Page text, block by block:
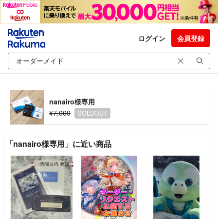
ログイン 会員登録
nanairo様専用
¥7,000
SOLDOUT
「nanairo様専用」に近い商品